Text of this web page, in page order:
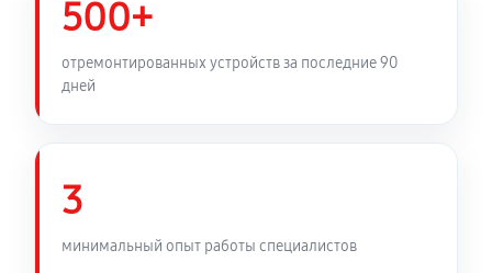
500+
отремонтированных устройств за последние 90
дней
3
минимальный опыт работы специалистов